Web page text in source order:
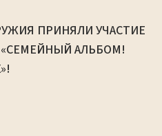
ПРИНЯЛИ УЧАСТИЕ
АЛЬБОМ!